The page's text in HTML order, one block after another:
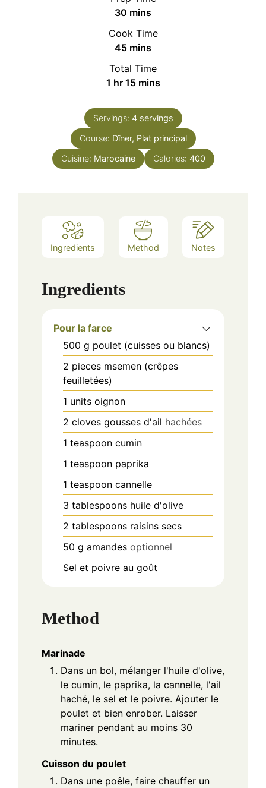
30 minutes
mins
Cook Time
45minutes
mins
Total Time
1 hour
hr 15minutes
mins
Servings: 4 servings
Course: Dîner, Plat principal
Cuisine: Marocaine Calories: 400
Ingredients Method Notes
Ingredients
Pour la farce
500 g poulet (cuisses ou blancs)
2 pieces msemen (crêpes
feuilletées)
1 units oignon
2 cloves gousses d'ail hachées
1 teaspoon cumin
1 teaspoon paprika
1 teaspoon cannelle
3 tablespoons huile d'olive
2 tablespoons raisins secs
50 g amandes optionnel
Sel et poivre au goût
Method
Marinade
Dans un bol, mélanger l'huile d'olive,
le cumin, le paprika, la cannelle, l'ail
haché, le sel et le poivre. Ajouter le
poulet et bien enrober. Laisser
mariner pendant au moins 30
minutes.
Cuisson du poulet
Dans une poêle, faire chauffer un